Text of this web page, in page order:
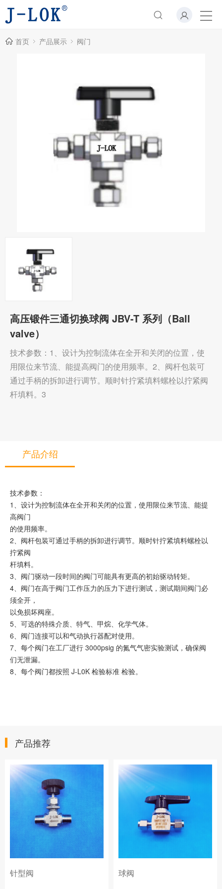
首页 产品展示 阀门
高压锻件三通切换球阀 JBV-T 系列（Ball
valve）
技术参数：1、设计为控制流体在全开和关闭的位置，使
用限位来节流、能提高阀门的使用频率。2、阀杆包装可
通过手柄的拆卸进行调节。顺时针拧紧填料螺栓以拧紧阀
杆填料。3
产品介绍
技术参数：
1、设计为控制流体在全开和关闭的位置，使用限位来节流、能提
高阀门
的使用频率。
2、阀杆包装可通过手柄的拆卸进行调节。顺时针拧紧填料螺栓以
拧紧阀
杆填料。
3、阀门驱动一段时间的阀门可能具有更高的初始驱动转矩。
4、阀门在高于阀门工作压力的压力下进行测试，测试期间阀门必
须全开，
以免损坏阀座。
5、可选的特殊介质、特气、甲烷、化学气体。
6、阀门连接可以和气动执行器配对使用。
7、每个阀门在工厂进行 3000psig 的氮气气密实验测试，确保阀
们无泄漏。
8、每个阀门都按照 J-L0K 检验标准 检验。
产品推荐
针型阀 球阀